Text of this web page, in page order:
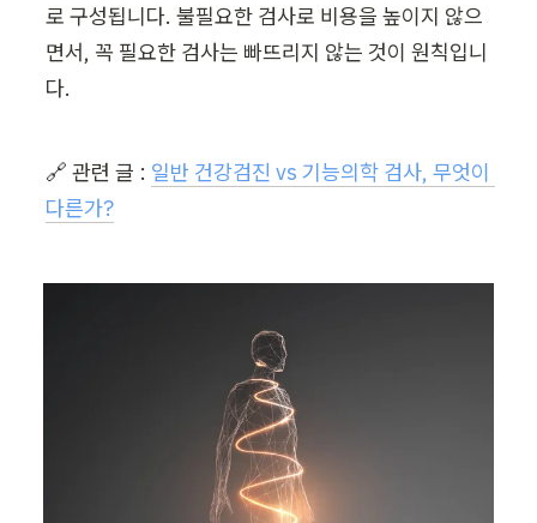
로 구성됩니다. 불필요한 검사로 비용을 높이지 않으
면서, 꼭 필요한 검사는 빠뜨리지 않는 것이 원칙입니
다.
🔗 관련 글 : 일반 건강검진 vs 기능의학 검사, 무엇이
다른가?